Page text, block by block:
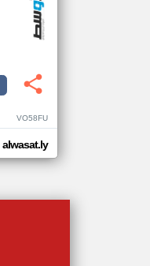
VO58FU
alwasat.ly